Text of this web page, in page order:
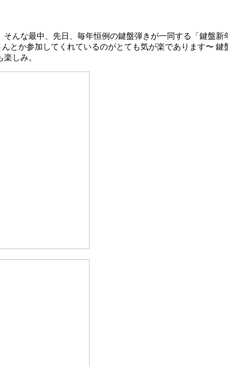
んな最中、先日、毎年恒例の鍵盤弾きが一同する「鍵盤
か参加してくれているのがとても気が楽であります〜 鍵
しみ。